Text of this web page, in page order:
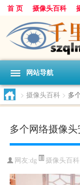
首 页 摄像头百科
网站导航
> 摄像头百科 > 多
多个网络摄像
网友:dg 摄像头百科